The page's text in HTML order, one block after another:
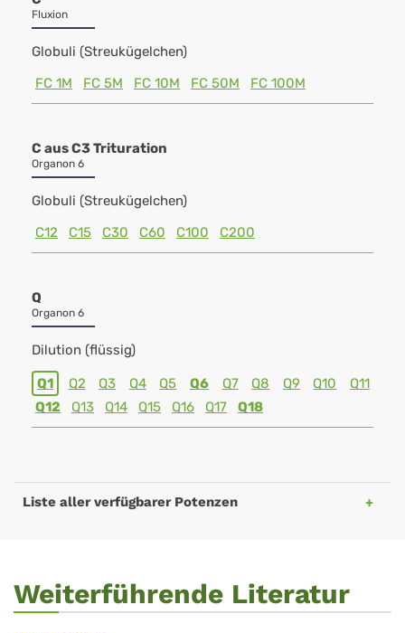
Fluxion
Globuli (Streukügelchen)
FC 1M
FC 5M FC 10M FC 50M FC 100M
C aus C3 Trituration
Organon 6
Globuli (Streukügelchen)
C12
C15 C30 C60 C100 C200
Q
Organon 6
Dilution (flüssig)
Q1 Q2 Q3 Q4 Q5 Q6 Q7 Q8 Q9 Q10
Q11
Q12
Q13 Q14 Q15 Q16 Q17 Q18
Liste aller verfügbarer Potenzen
Weiterführende Literatur